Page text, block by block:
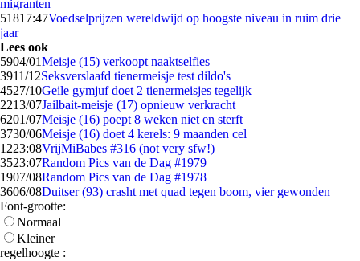
migranten
51817:47Voedselprijzen wereldwijd op hoogste niveau in ruim drie
jaar
Lees ook
5904/01Meisje (15) verkoopt naaktselfies
3911/12Seksverslaafd tienermeisje test dildo's
4527/10Geile gymjuf doet 2 tienermeisjes tegelijk
2213/07Jailbait-meisje (17) opnieuw verkracht
6201/07Meisje (16) poept 8 weken niet en sterft
3730/06Meisje (16) doet 4 kerels: 9 maanden cel
1223:08VrijMiBabes #316 (not very sfw!)
3523:07Random Pics van de Dag #1979
1907/08Random Pics van de Dag #1978
3606/08Duitser (93) crasht met quad tegen boom, vier gewonden
Font-grootte:
Normaal
Kleiner
regelhoogte :